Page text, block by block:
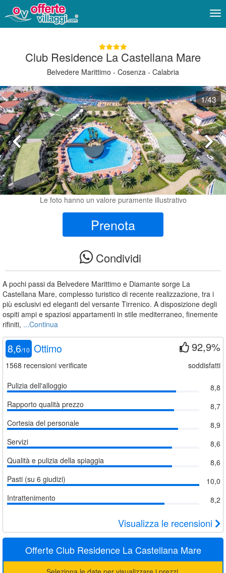
Club Residence La Castellana Mare
Belvedere Marittimo - Cosenza - Calabria
1/43
Le foto hanno un valore puramente illustrativo
Prenota
Condividi
A pochi passi da Belvedere Marittimo e Diamante sorge La
Castellana Mare, complesso turistico di recente realizzazione, tra i
più esclusivi ed eleganti del versante Tirrenico. A disposizione degli
ospiti ampi e spaziosi appartamenti in stile mediterraneo, finemente
rifiniti, ...Continua
8,6/10 Ottimo
1568 recensioni verificate
92,9%
soddisfatti
Pulizia dell'alloggio
8,8
Rapporto qualità prezzo
8,7
Cortesia del personale
8,9
Servizi
8,6
Qualità e pulizia della spiaggia
8,6
Pasti (su 6 giudizi)
10,0
Intrattenimento
8,2
Visualizza le recensioni
Offerte Club Residence La Castellana Mare